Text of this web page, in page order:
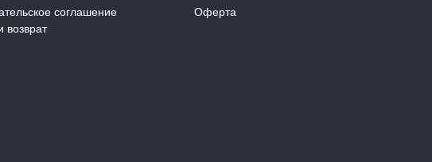
соглашение
возврат
Оферта